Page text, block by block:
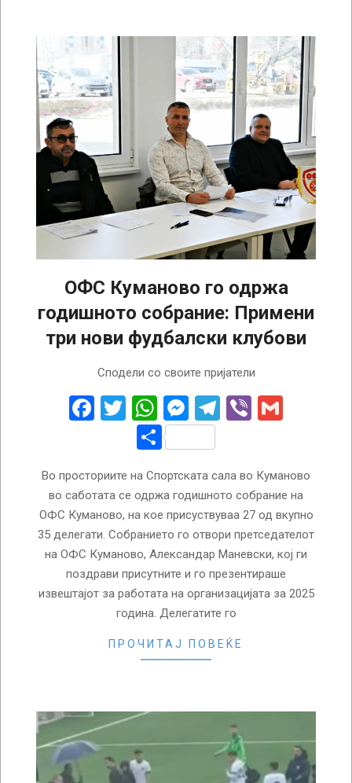
ОФС Куманово го одржа
годишното собрание: Примени
три нови фудбалски клубови
Сподели со своите пријатели
Facebook
Twitter
WhatsApp
Messenger
Telegram
Viber
Share
Во просториите на Спортската сала во Куманово
во саботата се одржа годишното собрание на
ОФС Куманово, на кое присуствуваа 27 од вкупно
35 делегати. Собранието го отвори претседателот
на ОФС Куманово, Александар Маневски, кој ги
поздрави присутните и го презентираше
извештајот за работата на организацијата за 2025
година. Делегатите го
ПРОЧИТАЈ ПОВЕЌЕ